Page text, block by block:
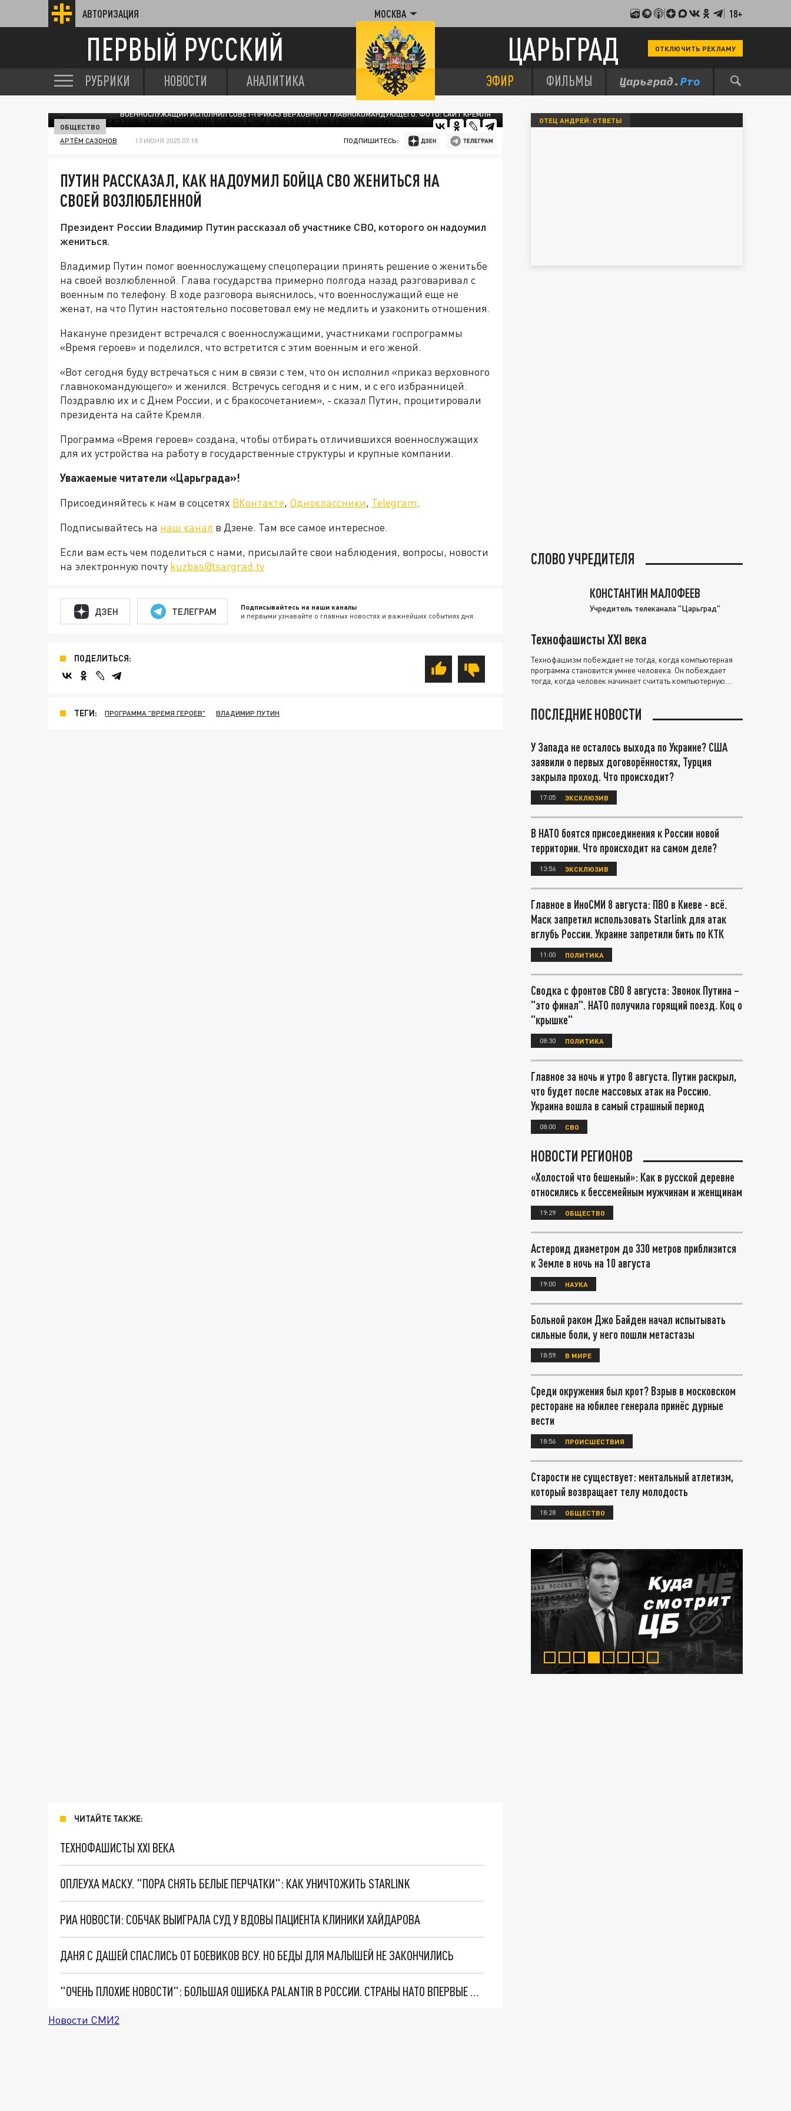
АВТОРИЗАЦИЯ МОСКВА 18+
ПЕРВЫЙ РУССКИЙ ЦАРЬГРАД ОТКЛЮЧИТЬ РЕКЛАМУ
РУБРИКИ НОВОСТИ АНАЛИТИКА ЭФИР ФИЛЬМЫ
ВОЕННОСЛУЖАЩИЙ ИСПОЛНИЛ СОВЕТ-ПРИКАЗ ВЕРХОВНОГО ГЛАВНОКОМАНДУЮЩЕГО. ФОТО: САЙТ КРЕМЛЯ
ОБЩЕСТВО
АРТЁМ САЗОНОВ 13 ИЮНЯ 2025 07:18 ПОДПИШИТЕСЬ:
ПУТИН РАССКАЗАЛ, КАК НАДОУМИЛ БОЙЦА СВО ЖЕНИТЬСЯ НА
СВОЕЙ ВОЗЛЮБЛЕННОЙ
Президент России Владимир Путин рассказал об участнике СВО, которого он надоумил
жениться.
Владимир Путин помог военнослужащему спецоперации принять решение о женитьбе
на своей возлюбленной. Глава государства примерно полгода назад разговаривал с
военным по телефону. В ходе разговора выяснилось, что военнослужащий еще не
женат, на что Путин настоятельно посоветовал ему не медлить и узаконить отношения.
Накануне президент встречался с военнослужащими, участниками госпрограммы
«Время героев» и поделился, что встретится с этим военным и его женой.
«Вот сегодня буду встречаться с ним в связи с тем, что он исполнил «приказ верховного
главнокомандующего» и женился. Встречусь сегодня и с ним, и с его избранницей.
Поздравлю их и с Днем России, и с бракосочетанием», - сказал Путин, процитировали
президента на сайте Кремля.
Программа «Время героев» создана, чтобы отбирать отличившихся военнослужащих
для их устройства на работу в государственные структуры и крупные компании.
Уважаемые читатели «Царьграда»!
Присоединяйтесь к нам в соцсетях ВКонтакте, Одноклассники, Telegram.
Подписывайтесь на наш канал в Дзене. Там все самое интересное.
Если вам есть чем поделиться с нами, присылайте свои наблюдения, вопросы, новости
на электронную почту kuzbas@tsargrad.tv
ДЗЕН ТЕЛЕГРАМ Подписывайтесь на наши каналы
и первыми узнавайте о главных новостях и важнейших событиях дня.
ПОДЕЛИТЬСЯ:
ТЕГИ: ПРОГРАММА "ВРЕМЯ ГЕРОЕВ" ВЛАДИМИР ПУТИН
ЧИТАЙТЕ ТАКЖЕ:
ТЕХНОФАШИСТЫ XXI ВЕКА
ОПЛЕУХА МАСКУ. "ПОРА СНЯТЬ БЕЛЫЕ ПЕРЧАТКИ": КАК УНИЧТОЖИТЬ STARLINK
РИА НОВОСТИ: СОБЧАК ВЫИГРАЛА СУД У ВДОВЫ ПАЦИЕНТА КЛИНИКИ ХАЙДАРОВА
ДАНЯ С ДАШЕЙ СПАСЛИСЬ ОТ БОЕВИКОВ ВСУ. НО БЕДЫ ДЛЯ МАЛЫШЕЙ НЕ ЗАКОНЧИЛИСЬ
"ОЧЕНЬ ПЛОХИЕ НОВОСТИ": БОЛЬШАЯ ОШИБКА PALANTIR В РОССИИ. СТРАНЫ НАТО ВПЕРВЫЕ ЗА СВО ОСТАНОВИЛИ ПОСТАВКИ ОРУЖИЯ. ВСУ ТЕРЯЮТ ПРИГРАНИЧЬЕ?
Новости СМИ2
ОТЕЦ АНДРЕЙ: ОТВЕТЫ
СЛОВО УЧРЕДИТЕЛЯ
КОНСТАНТИН МАЛОФЕЕВ
Учредитель телеканала "Царьград"
Технофашисты XXI века
Технофашизм побеждает не тогда, когда компьютерная
программа становится умнее человека. Он побеждает
тогда, когда человек начинает считать компьютерную
ПОСЛЕДНИЕ НОВОСТИ
У Запада не осталось выхода по Украине? США
заявили о первых договорённостях, Турция
закрыла проход. Что происходит?
17:05 ЭКСКЛЮЗИВ
В НАТО боятся присоединения к России новой
территории. Что происходит на самом деле?
13:56 ЭКСКЛЮЗИВ
Главное в ИноСМИ 8 августа: ПВО в Киеве - всё.
Маск запретил использовать Starlink для атак
вглубь России. Украине запретили бить по КТК
11:00 ПОЛИТИКА
Сводка с фронтов СВО 8 августа: Звонок Путина –
"это финал". НАТО получила горящий поезд. Коц о
"крышке"
08:30 ПОЛИТИКА
Главное за ночь и утро 8 августа. Путин раскрыл,
что будет после массовых атак на Россию.
Украина вошла в самый страшный период
08:00 СВО
НОВОСТИ РЕГИОНОВ
«Холостой что бешеный»: Как в русской деревне
относились к бессемейным мужчинам и женщинам
19:29 ОБЩЕСТВО
Астероид диаметром до 330 метров приблизится
к Земле в ночь на 10 августа
19:00 НАУКА
Больной раком Джо Байден начал испытывать
сильные боли, у него пошли метастазы
18:59 В МИРЕ
Среди окружения был крот? Взрыв в московском
ресторане на юбилее генерала принёс дурные
вести
18:56 ПРОИСШЕСТВИЯ
Старости не существует: ментальный атлетизм,
который возвращает телу молодость
18:28 ОБЩЕСТВО